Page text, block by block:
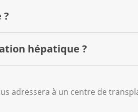
?
: hépatique ?
adressera à un centre de